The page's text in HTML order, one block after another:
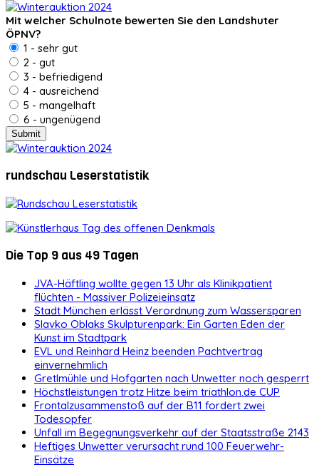
Mit welcher Schulnote bewerten Sie den Landshuter
ÖPNV?
1 - sehr gut
2 - gut
3 - befriedigend
4 - ausreichend
5 - mangelhaft
6 - ungenügend
rundschau Leserstatistik
Die Top 9 aus 49 Tagen
JVA-Häftling wollte gegen 13 Uhr als Klinikpatient
flüchten - Massiver Polizeieinsatz
Stadt München erlässt Verordnung zum Wassersparen
Slavko Oblaks Skulpturenpark: Ein Garten Eden der
Kunst im Stadtpark
EVL und Reinhard Heinz beenden Pachtvertrag
einvernehmlich
Gretlmühle und Hofgarten nach Unwetter noch gesperrt
Höchstleistungen trotz Hitze beim triathlon.de CUP
Frontalzusammenstoß auf der B11 fordert zwei
Todesopfer
Unfall im Begegnungsverkehr auf der Staatsstraße 2143
Heftiges Unwetter verursacht rund 100 Feuerwehr-
Einsätze